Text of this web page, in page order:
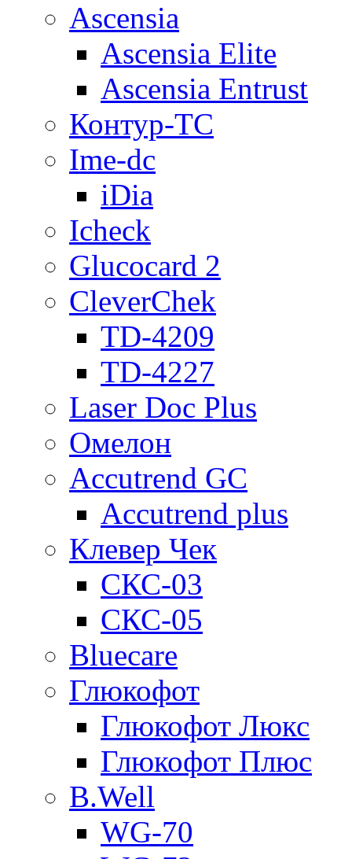
Ascensia
Ascensia Elite
Ascensia Entrust
Контур-ТС
Ime-dc
iDia
Icheck
Glucocard 2
CleverChek
TD-4209
TD-4227
Laser Doc Plus
Омелон
Accutrend GC
Accutrend plus
Клевер Чек
СКС-03
СКС-05
Bluecare
Глюкофот
Глюкофот Люкс
Глюкофот Плюс
B.Well
WG-70